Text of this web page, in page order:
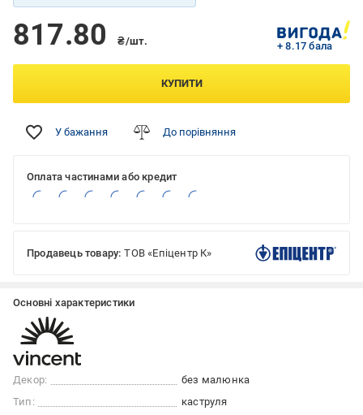
817.80 ₴/шт. + 8.17 бала
КУПИТИ
У бажання До порівняння
Оплата частинами або кредит
Продавець товару: ТОВ «Епіцентр К»
Основні характеристики
Декор:
без малюнка
Тип:
каструля